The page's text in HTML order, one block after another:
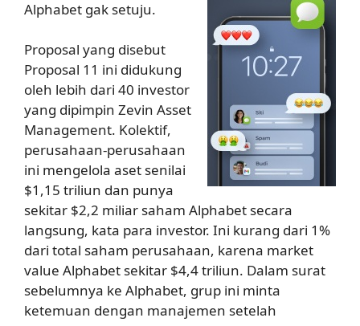
Alphabet gak setuju.
Proposal yang disebut
Proposal 11 ini didukung
oleh lebih dari 40 investor
yang dipimpin Zevin Asset
Management. Kolektif,
perusahaan-perusahaan
ini mengelola aset senilai
$1,15 triliun dan punya
sekitar $2,2 miliar saham Alphabet secara
langsung, kata para investor. Ini kurang dari 1%
dari total saham perusahaan, karena market
value Alphabet sekitar $4,4 triliun. Dalam surat
sebelumnya ke Alphabet, grup ini minta
ketemuan dengan manajemen setelah